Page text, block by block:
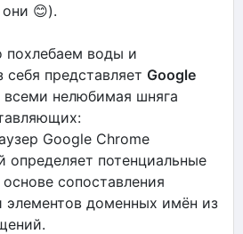
они 😊).
похлебаем воды и
себя представляет Google
всеми нелюбимая шняга
Google Chrome
определяет потенциальные
сопоставления
элементов доменных имён из